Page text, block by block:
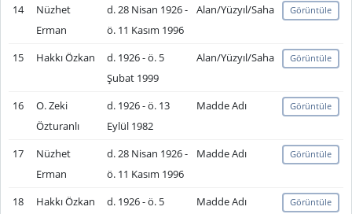
14
Nüzhet
Erman
d. 28 Nisan 1926 -
ö. 11 Kasım 1996
Alan/Yüzyıl/Saha Görüntüle
15 Hakkı Özkan
d. 1926 - ö. 5
Şubat 1999
Alan/Yüzyıl/Saha Görüntüle
16
O. Zeki
Özturanlı
d. 1926 - ö. 13
Eylül 1982
Madde Adı Görüntüle
17
Nüzhet
Erman
d. 28 Nisan 1926 -
ö. 11 Kasım 1996
Madde Adı Görüntüle
18 Hakkı Özkan
d. 1926 - ö. 5
Madde Adı Görüntüle